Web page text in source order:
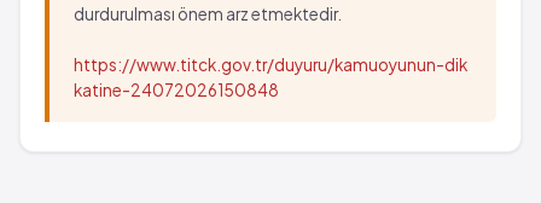
durdurulması önem arz etmektedir.
https://www.titck.gov.tr/duyuru/kamuoyunun-dik
katine-24072026150848